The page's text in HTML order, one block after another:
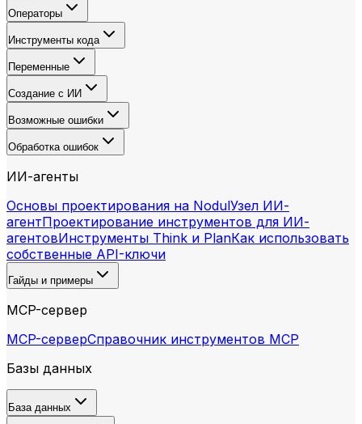
Операторы
Инструменты кода
Переменные
Создание с ИИ
Возможные ошибки
Обработка ошибок
ИИ-агенты
Основы проектирования на NodulУзел ИИ-
агентПроектирование инструментов для ИИ-
агентовИнструменты Think и PlanКак использовать
собственные API-ключи
Гайды и примеры
MCP-сервер
MCP-серверСправочник инструментов MCP
Базы данных
База данных